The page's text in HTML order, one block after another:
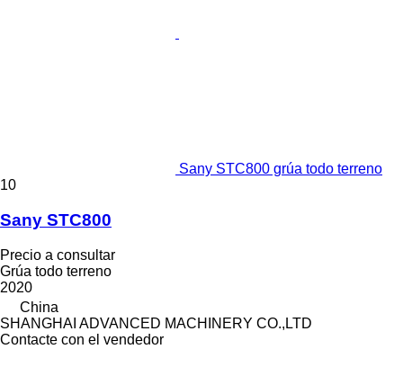
Sany STC800 grúa todo terreno
10
Sany STC800
Precio a consultar
Grúa todo terreno
2020
China
SHANGHAI ADVANCED MACHINERY CO.,LTD
Contacte con el vendedor